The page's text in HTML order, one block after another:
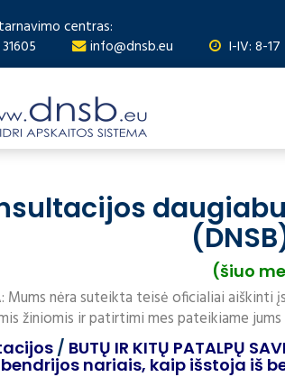
centras:
info@dnsb.eu I-IV: 8-
(šiuo
Mums nėra suteikta teisė oficialiai
žiniomis ir patirtimi mes pateikiame
/ BUTŲ IR KITŲ PATALPŲ
nariais, kaip išstoja iš